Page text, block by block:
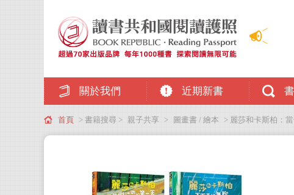
關於我們 近期新書
首頁 > 書籍搜尋 > 親子共享 > 圖畫書 / 繪本 > 麗莎和卡斯柏：